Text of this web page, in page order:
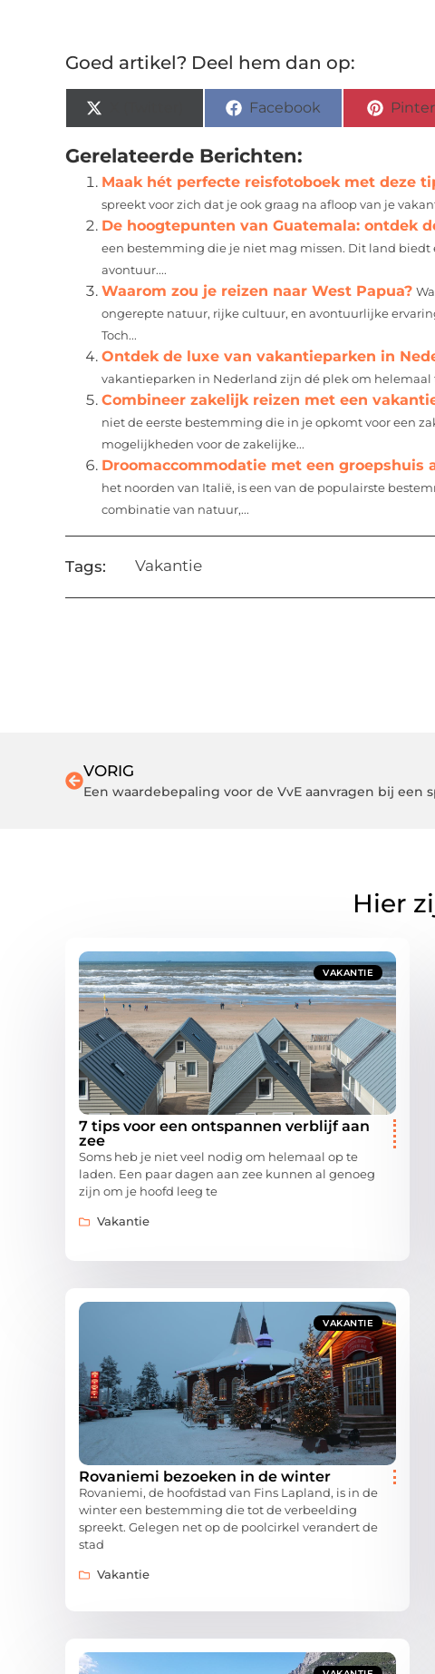
Goed artikel? Deel hem dan op:
Facebook
Gerelateerde Berichten:
Maak hét perfecte reisfotoboek met deze
spreekt voor zich dat je ook graag na afloop van je
De hoogtepunten van Guatemala: ontdek
een bestemming die je niet mag missen. Dit land
avontuur....
Waarom zou je reizen naar West Papua?
ongerepte natuur, rijke cultuur, en avontuurlijke
Toch...
Ontdek de luxe van vakantieparken in
vakantieparken in Nederland zijn dé plek om helemaal
Combineer zakelijk reizen met een
niet de eerste bestemming die in je opkomt voor een
mogelijkheden voor de zakelijke...
Droomaccommodatie met een groepshuis
het noorden van Italië, is een van de populairste
combinatie van natuur,...
Tags: Vakantie
VORIG
Een waardebepaling voor de VvE aanvragen bij een
Hier
VAKANTIE
7 tips voor een ontspannen verblijf aan
zee
Soms heb je niet veel nodig om helemaal op te
laden. Een paar dagen aan zee kunnen al genoeg
zijn om je hoofd leeg te
Vakantie
VAKANTIE
Rovaniemi bezoeken in de winter
Rovaniemi, de hoofdstad van Fins Lapland, is in de
winter een bestemming die tot de verbeelding
spreekt. Gelegen net op de poolcirkel verandert de
stad
Vakantie